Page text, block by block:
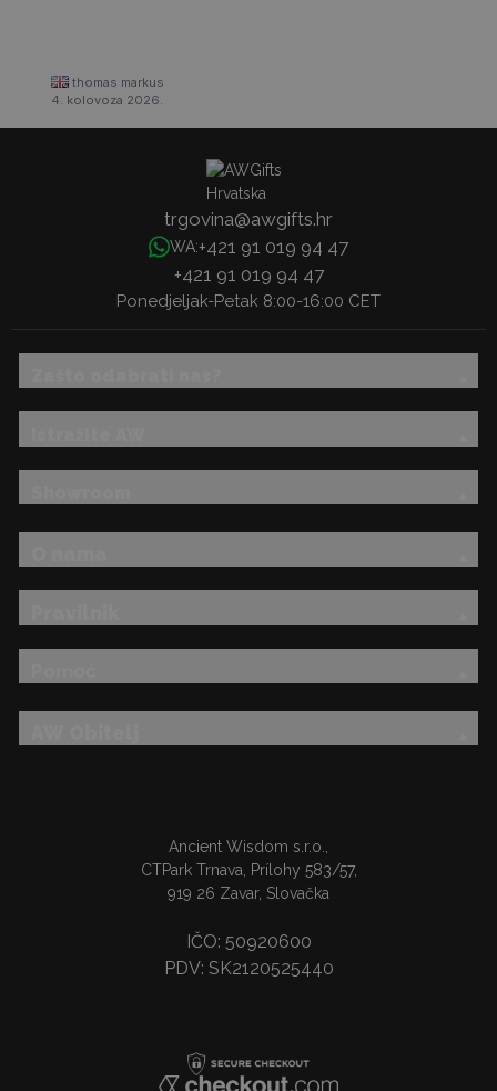
thomas markus
4. kolovoza 2026.
trgovina@awgifts.hr
WA:+421 91 019 94 47
+421 91 019 94 47
Ponedjeljak-Petak 8:00-16:00 CET
Ancient Wisdom s.r.o.,
CTPark Trnava, Prílohy 583/57,
919 26 Zavar, Slovačka
IČO: 50920600
PDV: SK2120525440